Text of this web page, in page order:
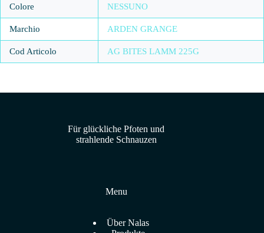
Colore NESSUNO
Marchio ARDEN GRANGE
Cod Articolo AG BITES LAMM 225G
Für glückliche Pfoten und
strahlende Schnauzen
Menu
Über Nalas